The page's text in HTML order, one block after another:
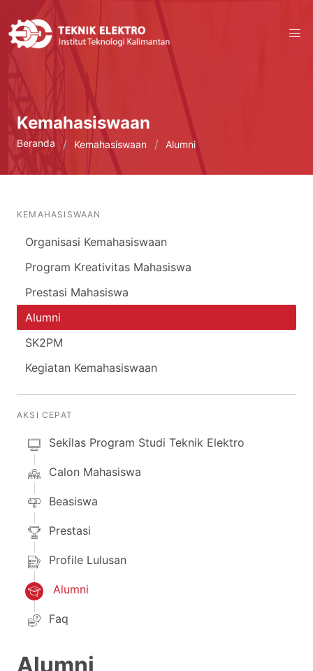
Kemahasiswaan
Beranda Kemahasiswaan Alumni
KEMAHASISWAAN
Organisasi Kemahasiswaan
Program Kreativitas Mahasiswa
Prestasi Mahasiswa
Alumni
SK2PM
Kegiatan Kemahasiswaan
AKSI CEPAT
Sekilas Program Studi Teknik Elektro
Calon Mahasiswa
Beasiswa
Prestasi
Profile Lulusan
Alumni
Faq
Alumni